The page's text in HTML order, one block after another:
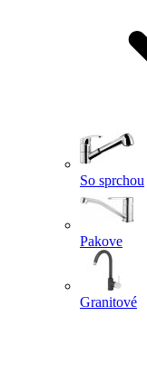
So sprchou
Pakove
Granitové